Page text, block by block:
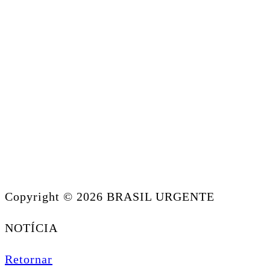
Copyright © 2026 BRASIL URGENTE
NOTÍCIA
Retornar